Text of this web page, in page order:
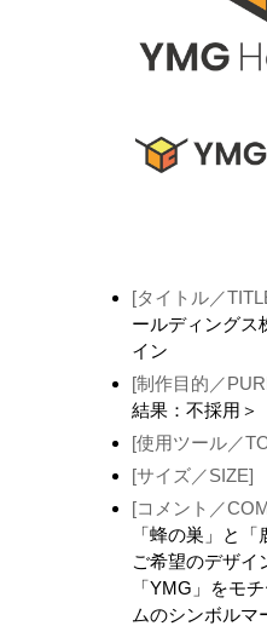
[タイトル／
ールディングス
イン
[制作目的／
結果：不採用＞
[使用ツール／
[サイズ／SIZE]
[コメント／
「蜂の巣」と
ご希望のデザイ
「YMG」をモ
ムのシンボルマ